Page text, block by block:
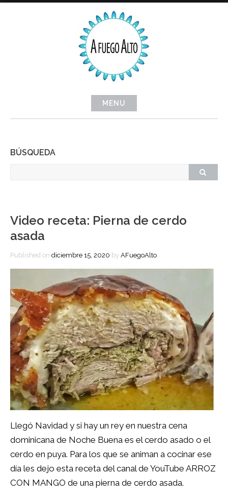
MENU
BÚSQUEDA
Video receta: Pierna de cerdo
asada
Published on diciembre 15, 2020 by AFuegoAlto
Llegó Navidad y si hay un rey en nuestra cena
dominicana de Noche Buena es el cerdo asado o el
cerdo en puya. Para los que se animan a cocinar ese
día les dejo esta receta del canal de YouTube ARROZ
CON MANGO de una pierna de cerdo asada.